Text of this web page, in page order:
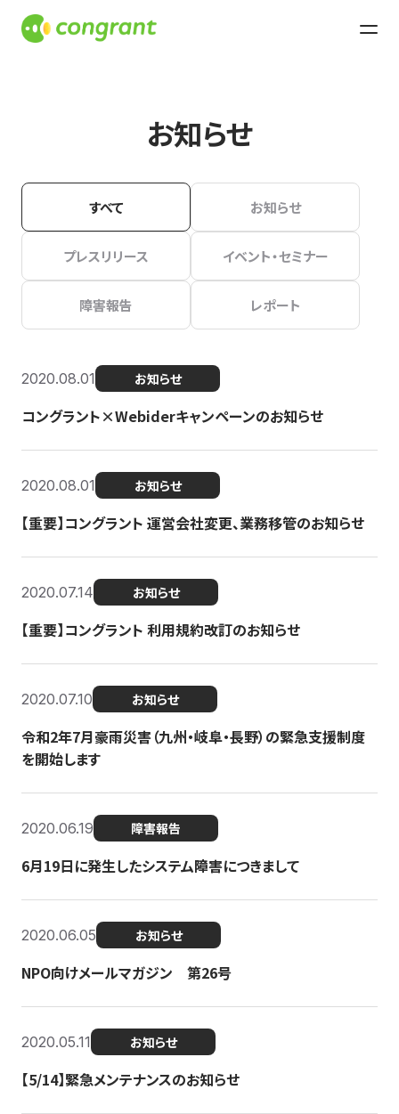
お知らせ
すべて お知らせ
プレスリリース イベント・セミナー
障害報告 レポート
2020.08.01 お知らせ
コングラント×Webiderキャンペーンのお知らせ
2020.08.01 お知らせ
【重要】コングラント 運営会社変更、業務移管のお知らせ
2020.07.14 お知らせ
【重要】コングラント 利用規約改訂のお知らせ
2020.07.10 お知らせ
令和2年7月豪雨災害（九州・岐阜・長野）の緊急支援制度
を開始します
2020.06.19 障害報告
6月19日に発生したシステム障害につきまして
2020.06.05 お知らせ
NPO向けメールマガジン 第26号
2020.05.11 お知らせ
【5/14】緊急メンテナンスのお知らせ